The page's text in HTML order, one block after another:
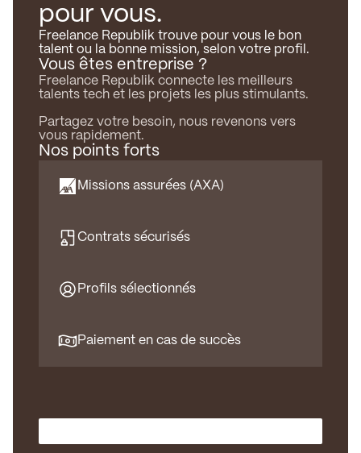
pour vous.
Freelance Republik trouve pour vous le bon
talent ou la bonne mission, selon votre profil.
Vous êtes entreprise ?
Freelance Republik connecte les meilleurs
talents tech et les projets les plus stimulants.
Partagez votre besoin, nous revenons vers
vous rapidement.
Nos points forts
Missions assurées (AXA)
Contrats sécurisés
Profils sélectionnés
Paiement en cas de succès